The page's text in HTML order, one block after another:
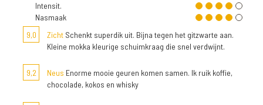
Intensit.
Nasmaak
9,0
Zicht Schenkt superdik uit. Bijna tegen het gitzwarte aan.
Kleine mokka kleurige schuimkraag die snel verdwijnt.
9,2 Neus Enorme mooie geuren komen samen. Ik ruik koffie,
chocolade, kokos en whisky